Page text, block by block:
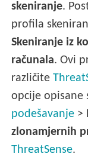
skeniranje.
profila
Skeniranje iz
računala. Ovi
različite
opcije opisane
podešavanje >
zlonamjernih
ThreatSense.